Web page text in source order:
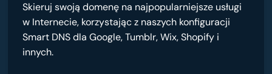
Skieruj swoją domenę na najpopularniejsze usługi
w Internecie, korzystając z naszych konfiguracji
Smart DNS dla Google, Tumblr, Wix, Shopify i
innych.